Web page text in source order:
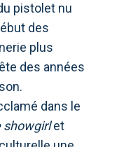
pistolet nu
des
plus
des années
dans le
showgirlet